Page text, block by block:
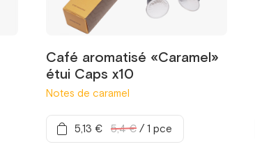
Café aromatisé «Caramel»
étui Caps x10
Notes de caramel
5,13 € 5,4 € /1 pce